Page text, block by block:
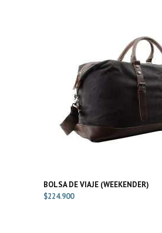
BOLSA DE VIAJE (WEEKENDER)
$224.900